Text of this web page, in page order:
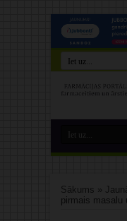
Sākums »
pirmais masalu